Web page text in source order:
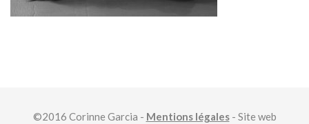
©2016 Corinne Garcia - Mentions légales- Site web